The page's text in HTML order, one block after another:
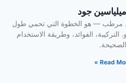
جود
مرطب — هو الخطوة التي تحمي طول
الفوائد، وطريقة الاستخدام
الصحيحة.
Read